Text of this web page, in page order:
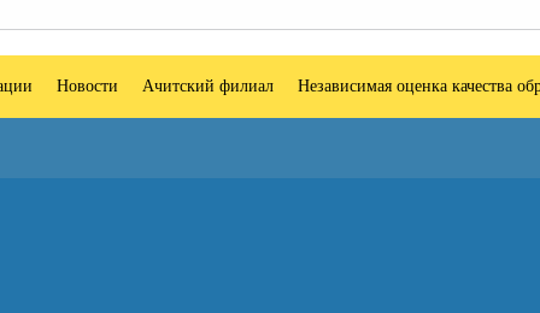
Новости Ачитский филиал Независимая оценка качества